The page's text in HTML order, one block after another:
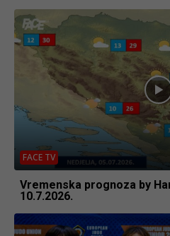
FACE TV
Vremenska prognoza by
10.7.2026.